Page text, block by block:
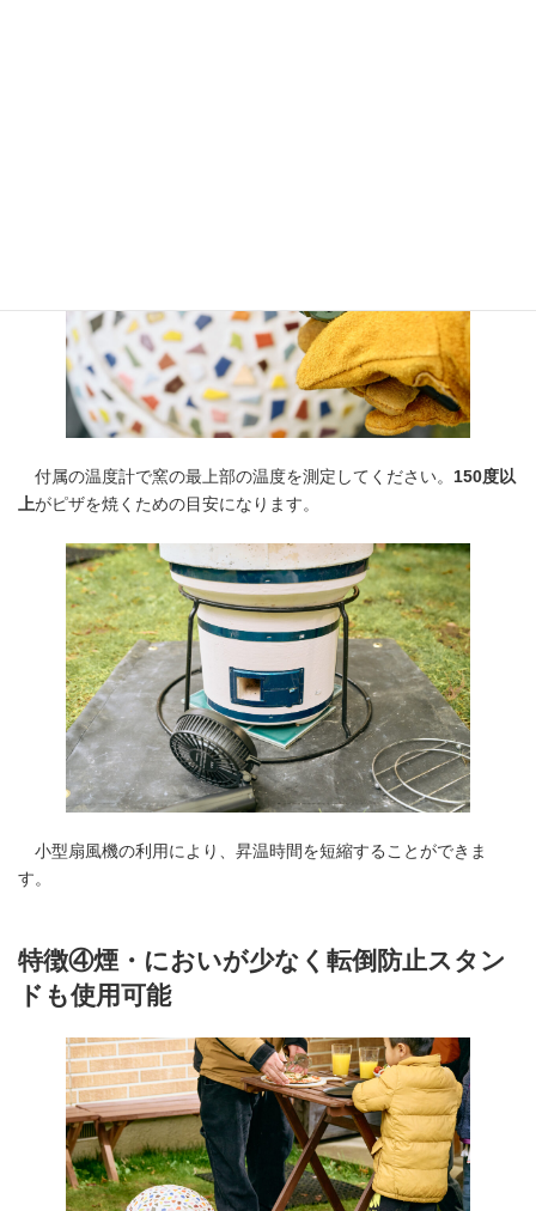
付属の温度計で窯の最上部の温度を測定してください。 150度以
上がピザを焼くための目安になります。
小型扇風機の利用により、昇温時間を短縮することができま
す。
特徴④煙・においが少なく転倒防止スタン
ドも使用可能